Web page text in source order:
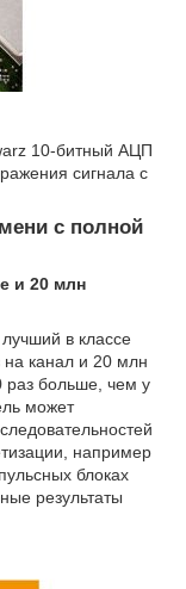
10-битный АЦП
сигнала с
с полной
и 20 млн
в классе
канал и 20 млн
раз больше, чем у
может
например
блоках
результаты